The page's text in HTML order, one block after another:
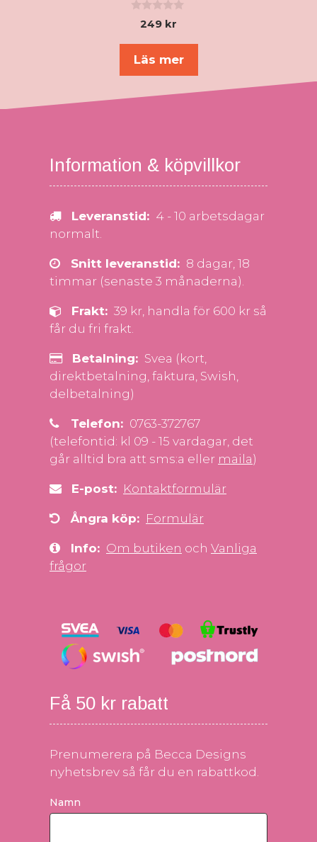
249 kr
Läs mer
Information & köpvillkor
Leveranstid: 4 - 10 arbetsdagar
normalt.
Snitt leveranstid: 8 dagar, 18
timmar (senaste 3 månaderna).
Frakt: 39 kr, handla för 600 kr så
får du fri frakt.
Betalning: Svea (kort,
direktbetalning, faktura, Swish,
delbetalning)
Telefon: 0763-372767
(telefontid: kl 09 - 15 vardagar, det
går alltid bra att sms:a eller maila)
E-post: Kontaktformulär
Ångra köp: Formulär
Info: Om butiken och Vanliga
frågor
Få 50 kr rabatt
Prenumerera på Becca Designs
nyhetsbrev så får du en rabattkod.
Namn